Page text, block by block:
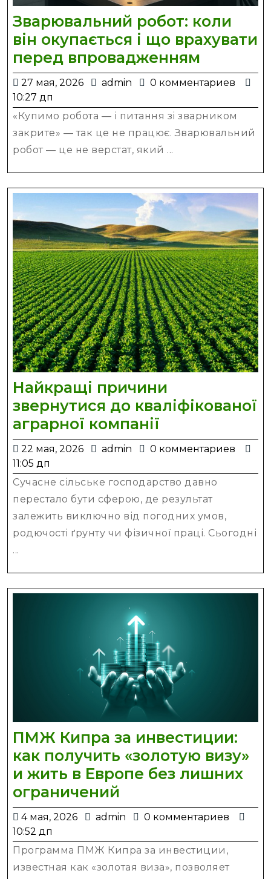
Зварювальний робот: коли
він окупається і що врахувати
перед впровадженням
робот:
коли
він
перед
27 мая, 2026
27
2026
admin admin
0 комментариев
10:27 дп
«Купимо робота — і питання зі зварником
закрите» — так це не працює. Зварювальний
робот — це не верстат, який ...
Найкращі причини
звернутися до кваліфікованої
аграрної компанії
причини
звернутися
до
аграрної
компанії
22 мая, 2026
22
2026
admin admin
0 комментариев
11:05 дп
Сучасне сільське господарство давно
перестало бути сферою, де результат
залежить виключно від погодних умов,
родючості ґрунту чи фізичної праці. Сьогодні
...
ПМЖ Кипра за инвестиции:
как получить «золотую визу»
и жить в Европе без лишних
ограничений
Кипра
инвестиции:
как
4 мая, 2026
4
2026
admin admin
0 комментариев
10:52 дп
Программа ПМЖ Кипра за инвестиции,
известная как «золотая виза», позволяет